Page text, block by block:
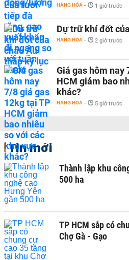
HÀNG HÓA - 1 giờ trước
Dự trữ khí đốt
HÀNG HÓA - 2 giờ trước
Giá gas hôm nay
HCM giảm bao
khác?
HÀNG HÓA - 5 giờ trước
Tin mới
Thành lập khu
500 ha
TP HCM sắp có
Chợ Gà - Gạo